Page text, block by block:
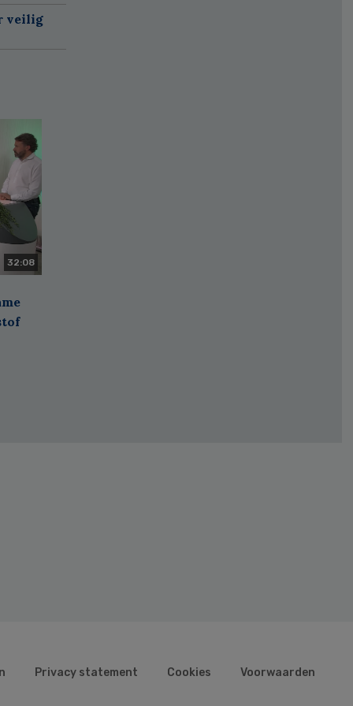
veilig
32:08
Privacy statement Cookies Voorwaarden